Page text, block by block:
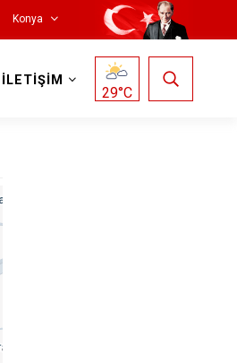
Konya
İLETİŞİM
29°C